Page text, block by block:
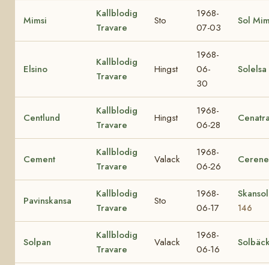
Mimsi
Kallblodig
Travare
Sto
1968-
07-03
Sol
Elsino
Kallblodig
Travare
Hingst
1968-
06-
30
Solelsa
Centlund
Kallblodig
Travare
Hingst
1968-
06-28
Cement
Kallblodig
Travare
Valack
1968-
06-26
Cerene
Pavinskansa
Kallblodig
Travare
Sto
1968-
06-17
146
Solpan
Kallblodig
Travare
Valack
1968-
06-16